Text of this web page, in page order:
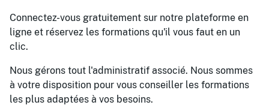
Connectez-vous gratuitement sur notre plateforme en
ligne et réservez les formations qu'il vous faut en un
clic.
Nous gérons tout l'administratif associé. Nous sommes
à votre disposition pour vous conseiller les formations
les plus adaptées à vos besoins.